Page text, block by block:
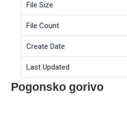
File Size
File Count
Create Date
Last Updated
Pogonsko gorivo